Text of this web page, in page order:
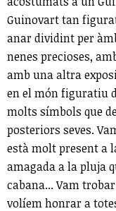
Guinovart tan
anar dividint per
nenes precioses,
amb una altra
en el món figuratiu
molts símbols que
posteriors seves.
està molt present a
amagada a la pluja
cabana... Vam
volíem honrar a